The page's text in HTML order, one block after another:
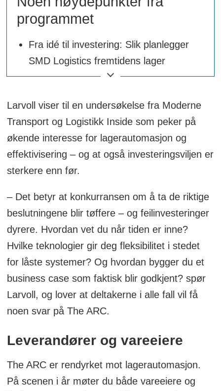
programmet
Fra idé til investering: Slik planlegger
SMD Logistics fremtidens lager
Utnytt automasjonskraften: Kontinuerlig
utvikling hosBrødrene Dahl
Automatisert plukk: Fra utfordring til
Hele programmet finner du her.
Larvoll viser til en undersøkelse fra Moderne
Transport og Logistikk Inside som peker på
økende interesse for lagerautomasjon og
effektivisering – og at også investeringsviljen er
sterkere enn før.
– Det betyr at konkurransen om å ta de riktige
beslutningene blir tøffere – og feilinvesteringer
dyrere. Hvordan vet du når tiden er inne?
Hvilke teknologier gir deg fleksibilitet i stedet
for låste systemer? Og hvordan bygger du et
business case som faktisk blir godkjent? spør
Larvoll, og lover at deltakerne i alle fall vil få
noen svar på The ARC.
Leverandører og vareeiere
The ARC er rendyrket mot lagerautomasjon.
På scenen i år møter du både vareeiere og